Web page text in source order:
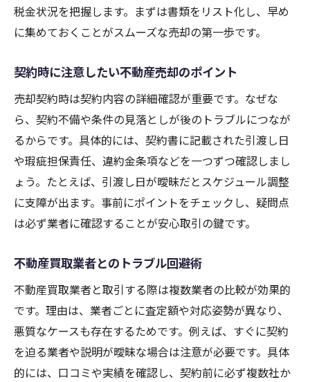
税金状況を把握します。まずは書類をリスト化し、早め
に集めておくことがスムーズな売却の第一歩です。
契約時に注意したい不動産売却のポイント
売却契約時は契約内容の詳細確認が重要です。なぜな
ら、契約不備や条件の見落としが後のトラブルにつなが
るからです。具体的には、契約書に記載された引渡し日
や瑕疵担保責任、違約金条項などを一つずつ確認しまし
ょう。たとえば、引渡し日が曖昧だとスケジュール調整
に支障が出ます。事前にポイントをチェックし、疑問点
は必ず業者に確認することが安心取引の鍵です。
不動産買取業者とのトラブル回避術
不動産買取業者と取引する際は複数業者の比較が効果的
です。理由は、業者ごとに査定額や対応姿勢が異なり、
悪質なケースも存在するためです。例えば、すぐに契約
を迫る業者や説明が曖昧な場合は注意が必要です。具体
的には、口コミや実績を確認し、契約前に必ず複数社か